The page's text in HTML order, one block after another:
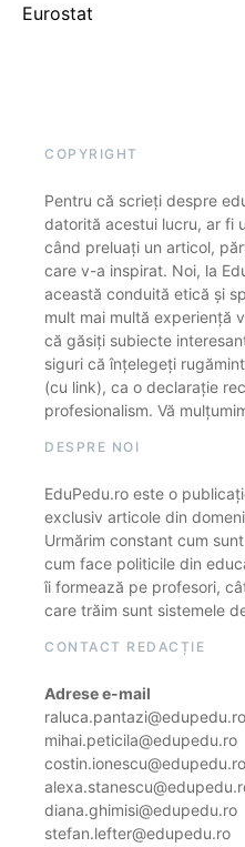
Eurostat
COPYRIGHT
Pentru că scrieți despre
datorită acestui lucru, ar fi
când preluați un articol,
care v-a inspirat. Noi, la
această conduită etică și
mult mai multă experiență
că găsiți subiecte
siguri că înțelegeți
(cu link), ca o declarație
profesionalism. Vă
DESPRE NOI
EduPedu.ro este o
exclusiv articole din
Urmărim constant cum
cum face politicile din
îi formează pe profesori,
care trăim sunt sistemele
CONTACT REDACȚIE
Adrese e-mail
raluca.pantazi@edupedu.ro
mihai.peticila@edupedu.ro
costin.ionescu@edupedu.ro
diana.ghimisi@edupedu.ro
stefan.lefter@edupedu.ro